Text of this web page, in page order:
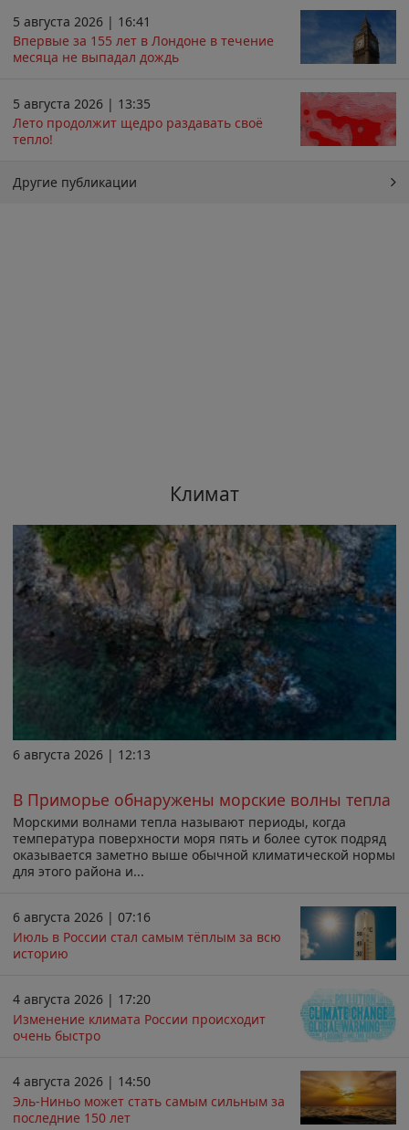
5 августа 2026 | 16:41
Впервые за 155 лет в Лондоне в течение
месяца не выпадал дождь
5 августа 2026 | 13:35
Лето продолжит щедро раздавать своё
тепло!
Другие публикации
Климат
6 августа 2026 | 12:13
В Приморье обнаружены морские волны тепла
Морскими волнами тепла называют периоды, когда
температура поверхности моря пять и более суток подряд
оказывается заметно выше обычной климатической нормы
для этого района и...
6 августа 2026 | 07:16
Июль в России стал самым тёплым за всю
историю
4 августа 2026 | 17:20
Изменение климата России происходит
очень быстро
4 августа 2026 | 14:50
Эль-Ниньо может стать самым сильным за
последние 150 лет